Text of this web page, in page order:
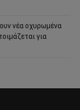
νέα οχυρωμένα
για